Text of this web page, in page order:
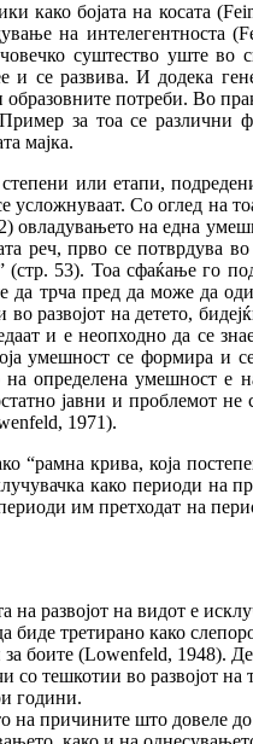
како бојата на косата
на интелегентноста
суштество уште
се развива. И додека
потреби. Во
за тоа се различни
мајка.
или етапи,
Со оглед на
на една
реч, прво се
53). Тоа сфаќање го
трча пред да може да
развојот на детето,
и е неопходно да се
умешност се формира и
определена умешност е
јавни и проблемот
1971).
“рамна крива, која
како периоди на
им претходат на
развојот на видот е
третирано како
боите (Lowenfeld, 1948).
со тешкотии во развојот
години.
причините што довеле